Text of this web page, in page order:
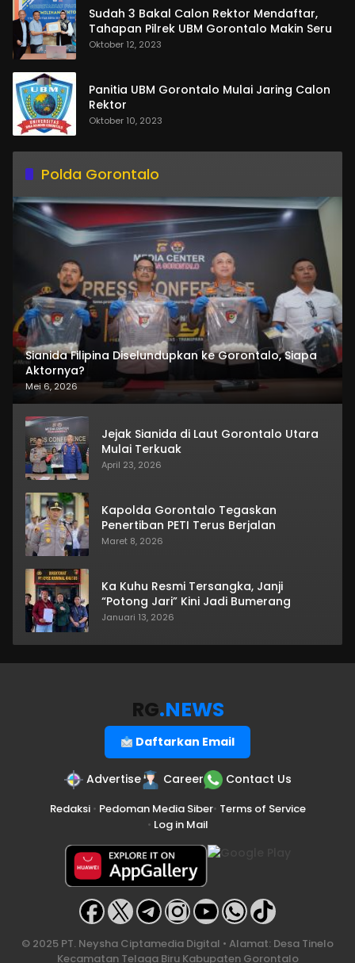
Sudah 3 Bakal Calon Rektor Mendaftar,
Tahapan Pilrek UBM Gorontalo Makin Seru
Oktober 12, 2023
Panitia UBM Gorontalo Mulai Jaring Calon
Rektor
Oktober 10, 2023
Polda Gorontalo
Sianida Filipina Diselundupkan ke Gorontalo, Siapa
Aktornya?
Mei 6, 2026
Jejak Sianida di Laut Gorontalo Utara
Mulai Terkuak
April 23, 2026
Kapolda Gorontalo Tegaskan
Penertiban PETI Terus Berjalan
Maret 8, 2026
Ka Kuhu Resmi Tersangka, Janji
“Potong Jari” Kini Jadi Bumerang
Januari 13, 2026
RG.NEWS
Daftarkan Email
Advertise Career Contact Us
Redaksi• Pedoman Media Siber• Terms of Service
• Log in Mail
© 2025 PT. Neysha Ciptamedia Digital • Alamat: Desa Tinelo
Kecamatan Telaga Biru Kabupaten Gorontalo